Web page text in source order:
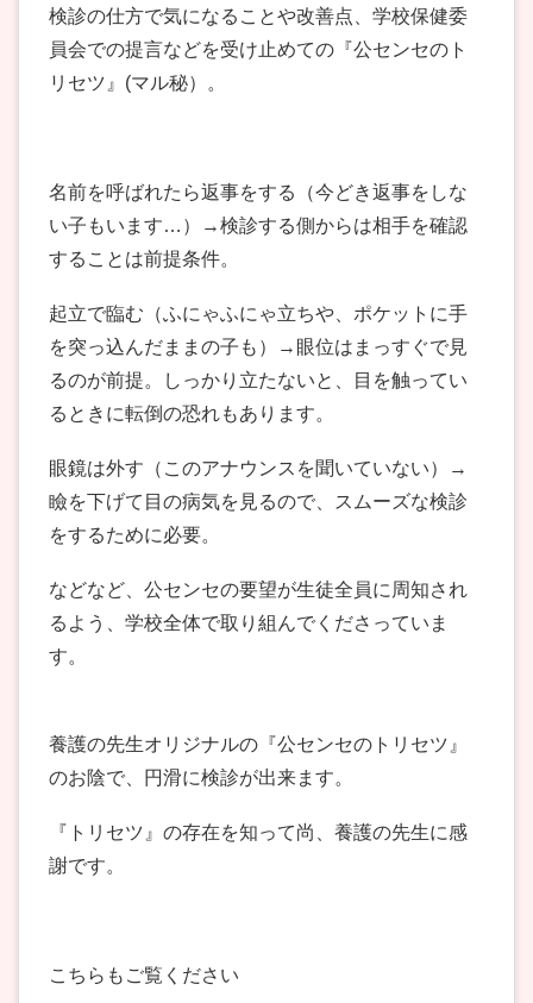
検診の仕方で気になることや改善点、学校保健委
員会での提言などを受け止めての『公センセのト
リセツ』(マル秘）。
名前を呼ばれたら返事をする（今どき返事をしな
い子もいます…）→検診する側からは相手を確認
することは前提条件。
起立で臨む（ふにゃふにゃ立ちや、ポケットに手
を突っ込んだままの子も）→眼位はまっすぐで見
るのが前提。しっかり立たないと、目を触ってい
るときに転倒の恐れもあります。
眼鏡は外す（このアナウンスを聞いていない）→
瞼を下げて目の病気を見るので、スムーズな検診
をするために必要。
などなど、公センセの要望が生徒全員に周知され
るよう、学校全体で取り組んでくださっていま
す。
養護の先生オリジナルの『公センセのトリセツ』
のお陰で、円滑に検診が出来ます。
『トリセツ』の存在を知って尚、養護の先生に感
謝です。
こちらもご覧ください